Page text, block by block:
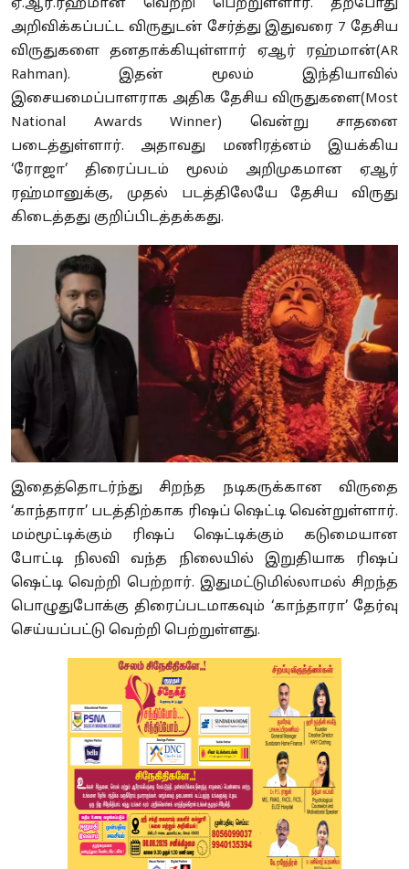
ஏ.ஆர்.ரஹ்மான் வெற்றி பெற்றுள்ளார். தற்போது
அறிவிக்கப்பட்ட விருதுடன் சேர்த்து இதுவரை 7 தேசிய
விருதுகளை தனதாக்கியுள்ளார் ஏஆர் ரஹ்மான்(AR
Rahman). இதன் மூலம் இந்தியாவில்
இசையமைப்பாளராக அதிக தேசிய விருதுகளை(Most
National Awards Winner) வென்று சாதனை
படைத்துள்ளார். அதாவது மணிரத்னம் இயக்கிய
‘ரோஜா’ திரைப்படம் மூலம் அறிமுகமான ஏஆர்
ரஹ்மானுக்கு, முதல் படத்திலேயே தேசிய விருது
கிடைத்தது குறிப்பிடத்தக்கது.
இதைத்தொடர்ந்து சிறந்த நடிகருக்கான விருதை
‘காந்தாரா’ படத்திற்காக ரிஷப் ஷெட்டி வென்றுள்ளார்.
மம்மூட்டிக்கும் ரிஷப் ஷெட்டிக்கும் கடுமையான
போட்டி நிலவி வந்த நிலையில் இறுதியாக ரிஷப்
ஷெட்டி வெற்றி பெற்றார். இதுமட்டுமில்லாமல் சிறந்த
பொழுதுபோக்கு திரைப்படமாகவும் ‘காந்தாரா’ தேர்வு
செய்யப்பட்டு வெற்றி பெற்றுள்ளது.